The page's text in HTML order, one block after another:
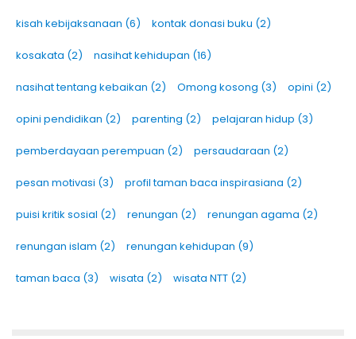
kisah kebijaksanaan (6) kontak donasi buku (2)
kosakata (2) nasihat kehidupan (16)
nasihat tentang kebaikan (2) Omong kosong (3) opini (2)
opini pendidikan (2) parenting (2) pelajaran hidup (3)
pemberdayaan perempuan (2) persaudaraan (2)
pesan motivasi (3) profil taman baca inspirasiana (2)
puisi kritik sosial (2) renungan (2) renungan agama (2)
renungan islam (2) renungan kehidupan (9)
taman baca (3) wisata (2) wisata NTT (2)